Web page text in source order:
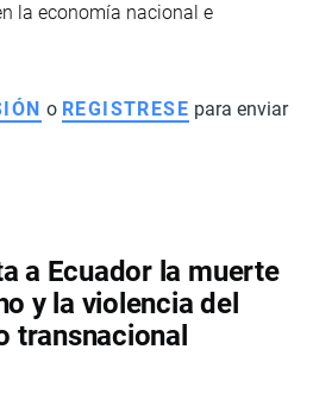
la economía nacional e
o REGISTRESE para enviar
a Ecuador la muerte
y la violencia del
transnacional